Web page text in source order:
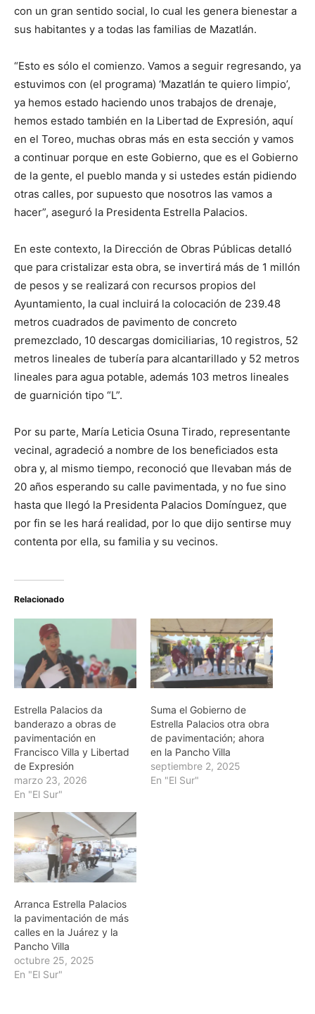
con un gran sentido social, lo cual les genera bienestar a
sus habitantes y a todas las familias de Mazatlán.
“Esto es sólo el comienzo. Vamos a seguir regresando, ya
estuvimos con (el programa) ‘Mazatlán te quiero limpio’,
ya hemos estado haciendo unos trabajos de drenaje,
hemos estado también en la Libertad de Expresión, aquí
en el Toreo, muchas obras más en esta sección y vamos
a continuar porque en este Gobierno, que es el Gobierno
de la gente, el pueblo manda y si ustedes están pidiendo
otras calles, por supuesto que nosotros las vamos a
hacer”, aseguró la Presidenta Estrella Palacios.
En este contexto, la Dirección de Obras Públicas detalló
que para cristalizar esta obra, se invertirá más de 1 millón
de pesos y se realizará con recursos propios del
Ayuntamiento, la cual incluirá la colocación de 239.48
metros cuadrados de pavimento de concreto
premezclado, 10 descargas domiciliarias, 10 registros, 52
metros lineales de tubería para alcantarillado y 52 metros
lineales para agua potable, además 103 metros lineales
de guarnición tipo “L”.
Por su parte, María Leticia Osuna Tirado, representante
vecinal, agradeció a nombre de los beneficiados esta
obra y, al mismo tiempo, reconoció que llevaban más de
20 años esperando su calle pavimentada, y no fue sino
hasta que llegó la Presidenta Palacios Domínguez, que
por fin se les hará realidad, por lo que dijo sentirse muy
contenta por ella, su familia y su vecinos.
Relacionado
Estrella Palacios da
banderazo a obras de
pavimentación en
Francisco Villa y Libertad
de Expresión
marzo 23, 2026
En "El Sur"
Suma el Gobierno de
Estrella Palacios otra obra
de pavimentación; ahora
en la Pancho Villa
septiembre 2, 2025
En "El Sur"
Arranca Estrella Palacios
la pavimentación de más
calles en la Juárez y la
Pancho Villa
octubre 25, 2025
En "El Sur"